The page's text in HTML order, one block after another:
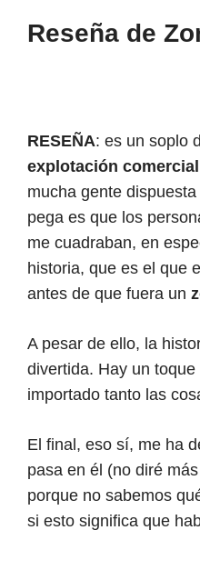
Reseña de
RESEÑA: es un soplo
explotación
mucha gente
pega es que los
me cuadraban, en
historia, que es el que
antes de que fuera un
A pesar de ello, la
divertida. Hay un toque
importado tanto las
El final, eso sí, me ha
pasa en él (no diré
porque no sabemos
si esto significa que